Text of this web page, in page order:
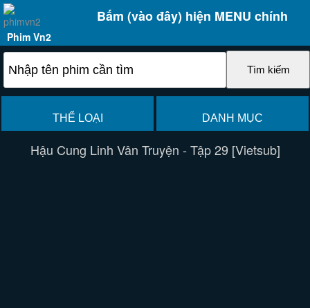
Bấm (vào đây) hiện MENU chính
Phim Vn2
THỂ LOẠI DANH MỤC
Hậu Cung Linh Vân Truyện - Tập 29 [Vietsub]